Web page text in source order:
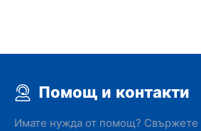
Помощ и контакти
Имате нужда от помощ? Свържете